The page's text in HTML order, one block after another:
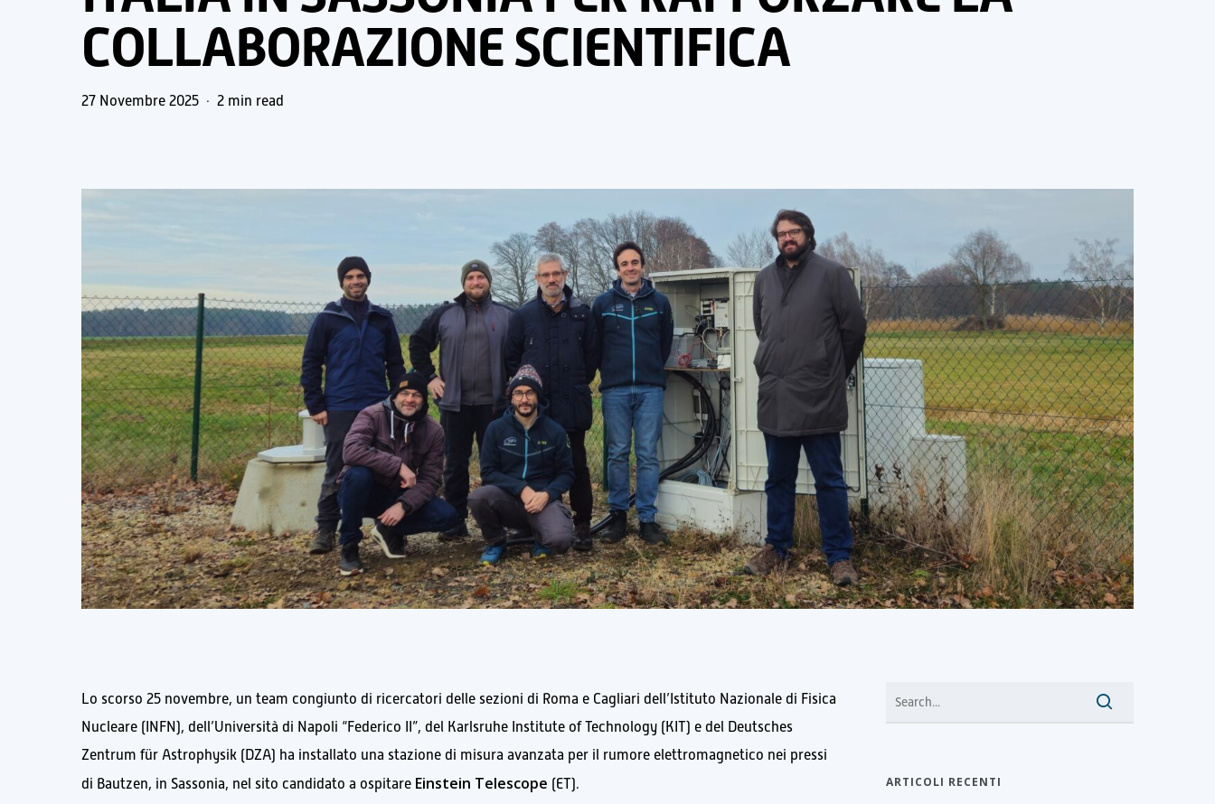
COLLABORAZIONE SCIENTIFICA
27 Novembre 2025 2 min read
Lo scorso 25 novembre, un team congiunto di ricercatori delle sezioni di Roma e Cagliari dell’Istituto Nazionale di Fisica
Nucleare (INFN), dell’Università di Napoli “Federico II”, del Karlsruhe Institute of Technology (KIT) e del Deutsches
Zentrum für Astrophysik (DZA) ha installato una stazione di misura avanzata per il rumore elettromagnetico nei pressi
di Bautzen, in Sassonia, nel sito candidato a ospitare Einstein Telescope (ET). ARTICOLI RECENTI